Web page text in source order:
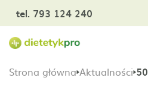
tel. 793 124 240
Strona główna Aktualności